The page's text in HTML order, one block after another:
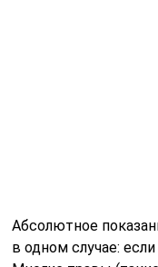
сделать
и анализы, чтобы
бурсит в период